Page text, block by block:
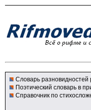
Словарь
Поэтический словарь в
Справочник по